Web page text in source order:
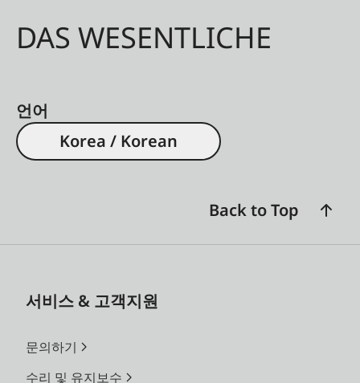
DAS WESENTLICHE
언어
Korea / Korean
Back to Top
서비스 & 고객지원
문의하기
수리 및 유지보수